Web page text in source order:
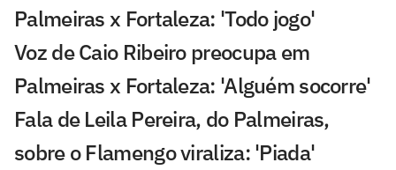
Palmeiras x Fortaleza: 'Todo jogo'
Voz de Caio Ribeiro preocupa em
Palmeiras x Fortaleza: 'Alguém socorre'
Fala de Leila Pereira, do Palmeiras,
sobre o Flamengo viraliza: 'Piada'